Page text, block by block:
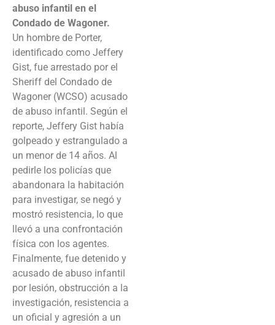
abuso infantil en el
Condado de Wagoner.
Un hombre de Porter,
identificado como Jeffery
Gist, fue arrestado por el
Sheriff del Condado de
Wagoner (WCSO) acusado
de abuso infantil. Según el
reporte, Jeffery Gist había
golpeado y estrangulado a
un menor de 14 años. Al
pedirle los policías que
abandonara la habitación
para investigar, se negó y
mostró resistencia, lo que
llevó a una confrontación
física con los agentes.
Finalmente, fue detenido y
acusado de abuso infantil
por lesión, obstrucción a la
investigación, resistencia a
un oficial y agresión a un